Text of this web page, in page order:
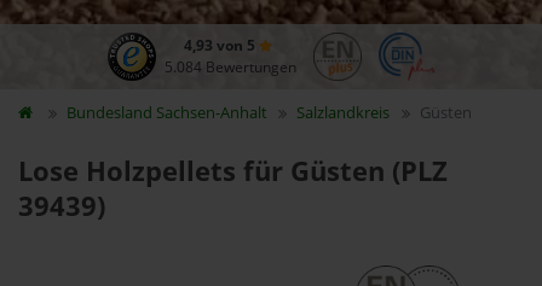
4,93 von 5
5.084 Bewertungen
Bundesland Sachsen-Anhalt Salzlandkreis Güsten
Lose Holzpellets für Güsten (PLZ
39439)